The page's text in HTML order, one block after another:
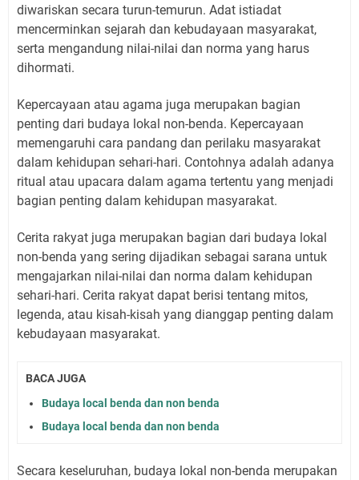
diwariskan secara turun-temurun. Adat istiadat
mencerminkan sejarah dan kebudayaan masyarakat,
serta mengandung nilai-nilai dan norma yang harus
dihormati.
Kepercayaan atau agama juga merupakan bagian
penting dari budaya lokal non-benda. Kepercayaan
memengaruhi cara pandang dan perilaku masyarakat
dalam kehidupan sehari-hari. Contohnya adalah adanya
ritual atau upacara dalam agama tertentu yang menjadi
bagian penting dalam kehidupan masyarakat.
Cerita rakyat juga merupakan bagian dari budaya lokal
non-benda yang sering dijadikan sebagai sarana untuk
mengajarkan nilai-nilai dan norma dalam kehidupan
sehari-hari. Cerita rakyat dapat berisi tentang mitos,
legenda, atau kisah-kisah yang dianggap penting dalam
kebudayaan masyarakat.
BACA JUGA
Budaya local benda dan non benda
Budaya local benda dan non benda
Secara keseluruhan, budaya lokal non-benda merupakan